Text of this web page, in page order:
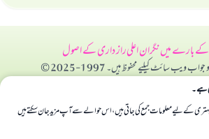
بارے میںنگران اعلیراز داری کے اصول
ویب سائٹ کیلیے محفوظ ہیں۔ 1997-2025 ©
ہے۔
کے لیے معلومات جمع کی جاتی ہیں، اس حوالے سے آپ مزید جان سکتے ہیں